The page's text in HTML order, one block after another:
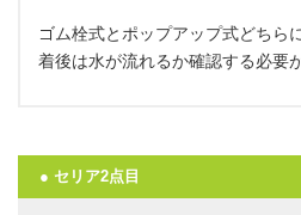
ゴム栓式とポップアップ式どちら
着後は水が流れるか確認する必要
● セリア2点目